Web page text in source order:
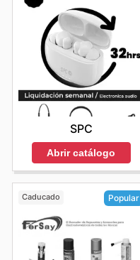
SPC
Abrir catálogo
Caducado Popular